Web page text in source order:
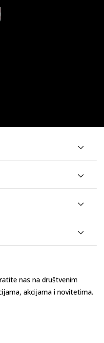
nas na društvenim
akcijama i novitetima.